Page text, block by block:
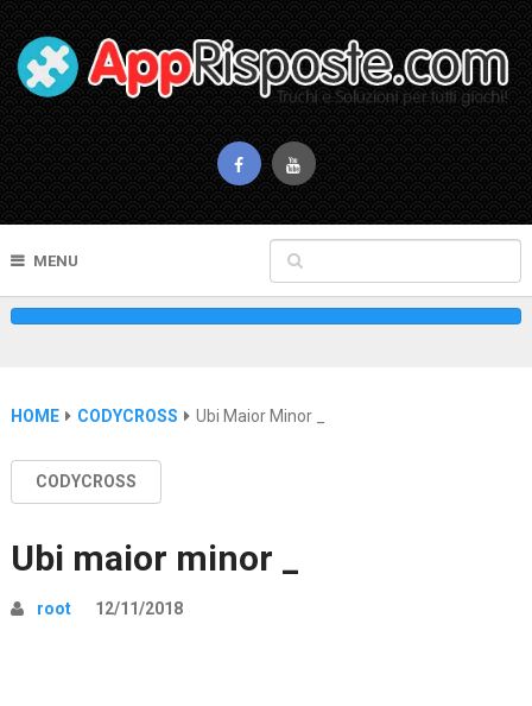
MENU
HOME CODYCROSS Ubi Maior Minor _
CODYCROSS
Ubi maior minor _
root 12/11/2018